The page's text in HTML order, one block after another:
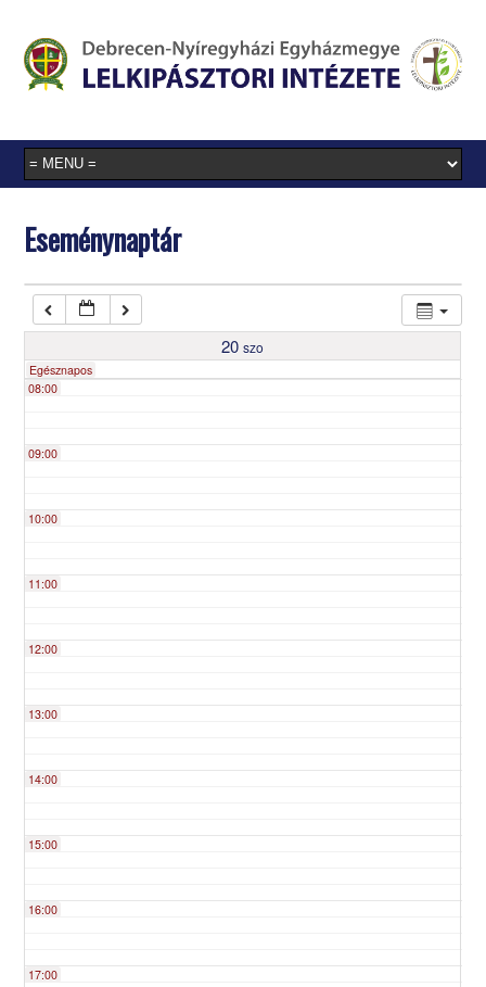
Eseménynaptár
20 szo
Egésznapos
03:00
05:00
07:00
08:00
09:00
10:00
11:00
12:00
13:00
14:00
15:00
16:00
17:00